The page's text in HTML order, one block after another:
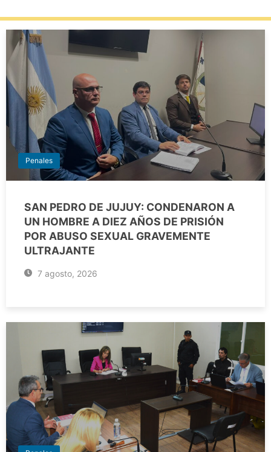
Penales
SAN PEDRO DE JUJUY: CONDENARON A
UN HOMBRE A DIEZ AÑOS DE PRISIÓN
POR ABUSO SEXUAL GRAVEMENTE
ULTRAJANTE
7 agosto, 2026